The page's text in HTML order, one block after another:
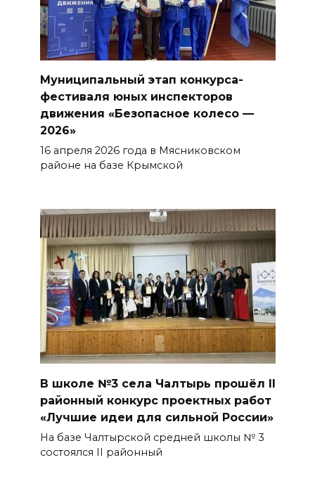
Муниципальный этап конкурса-
фестиваля юных инспекторов
движения «Безопасное колесо —
2026»
16 апреля 2026 года в Мясниковском
районе на базе Крымской
В школе №3 села Чалтырь прошёл II
районный конкурс проектных работ
«Лучшие идеи для сильной России»
На базе Чалтырской средней школы № 3
состоялся II районный